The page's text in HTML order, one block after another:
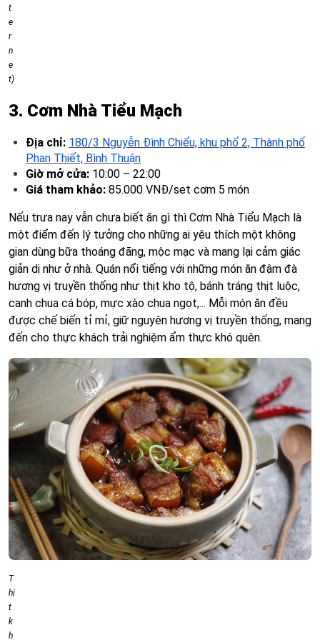
t
e
r
n
e
t)
3. Cơm Nhà Tiểu Mạch
Địa chỉ: 180/3 Nguyễn Đình Chiểu, khu phố 2, Thành phố
Phan Thiết, Bình Thuận
Giờ mở cửa: 10:00 – 22:00
Giá tham khảo: 85.000 VNĐ/set cơm 5 món
Nếu trưa nay vẫn chưa biết ăn gì thì Cơm Nhà Tiểu Mạch là
một điểm đến lý tưởng cho những ai yêu thích một không
gian dùng bữa thoáng đãng, mộc mạc và mang lại cảm giác
giản dị như ở nhà. Quán nổi tiếng với những món ăn đậm đà
hương vị truyền thống như thịt kho tộ, bánh tráng thịt luộc,
canh chua cá bóp, mực xào chua ngọt,... Mỗi món ăn đều
được chế biến tỉ mỉ, giữ nguyên hương vị truyền thống, mang
đến cho thực khách trải nghiệm ẩm thực khó quên.
T
hị
t
k
h